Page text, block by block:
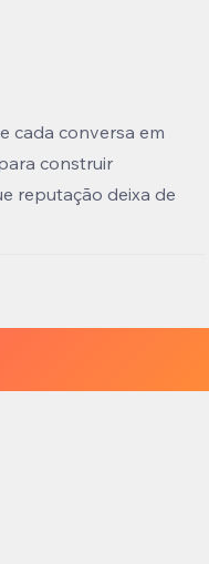
cada conversa em
construir
reputação deixa de